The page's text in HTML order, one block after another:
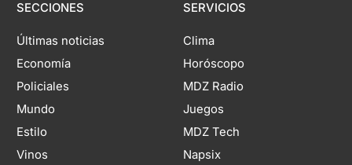
SECCIONES
Últimas noticias
Economía
Policiales
Mundo
Estilo
Vinos
SERVICIOS
Clima
Horóscopo
MDZ Radio
Juegos
MDZ Tech
Napsix